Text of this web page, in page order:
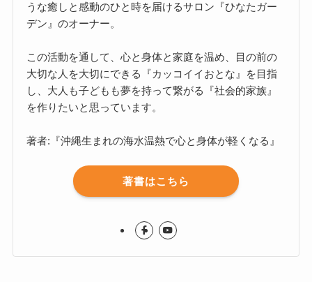
うな癒しと感動のひと時を届けるサロン『ひなたガー
デン』のオーナー。
この活動を通して、心と身体と家庭を温め、目の前の
大切な人を大切にできる『カッコイイおとな』を目指
し、大人も子どもも夢を持って繋がる『社会的家族』
を作りたいと思っています。
著者:『沖縄生まれの海水温熱で心と身体が軽くなる』
著書はこちら